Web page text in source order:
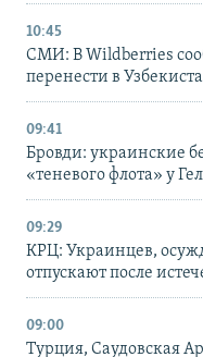
10:45
СМИ: В Wildberries
перенести в
09:41
Бровди: украинские
«теневого флота» у
09:29
КРЦ: Украинцев,
отпускают после
09:00
Турция, Саудовская